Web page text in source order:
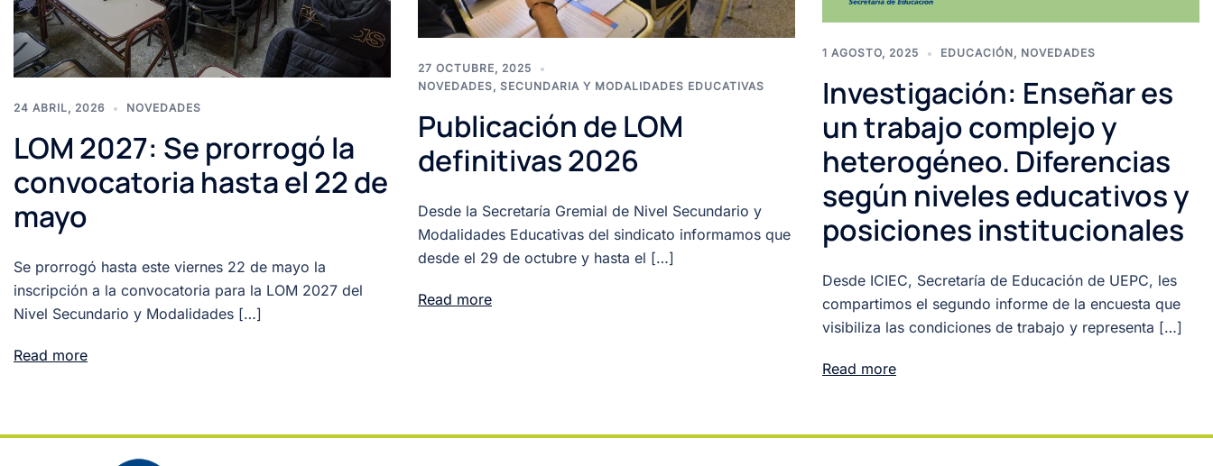
24 ABRIL, 2026 NOVEDADES
LOM 2027: Se prorrogó la
convocatoria hasta el 22 de
mayo
Se prorrogó hasta este viernes 22 de mayo la
inscripción a la convocatoria para la LOM 2027 del
Nivel Secundario y Modalidades […]
Read more
27 OCTUBRE, 2025
NOVEDADES, SECUNDARIA Y MODALIDADES EDUCATIVAS
Publicación de LOM
definitivas 2026
Desde la Secretaría Gremial de Nivel Secundario y
Modalidades Educativas del sindicato informamos que
desde el 29 de octubre y hasta el […]
Read more
1 AGOSTO, 2025 EDUCACIÓN, NOVEDADES
Investigación: Enseñar es
un trabajo complejo y
heterogéneo. Diferencias
según niveles educativos y
posiciones institucionales
Desde ICIEC, Secretaría de Educación de UEPC, les
compartimos el segundo informe de la encuesta que
visibiliza las condiciones de trabajo y representa […]
Read more